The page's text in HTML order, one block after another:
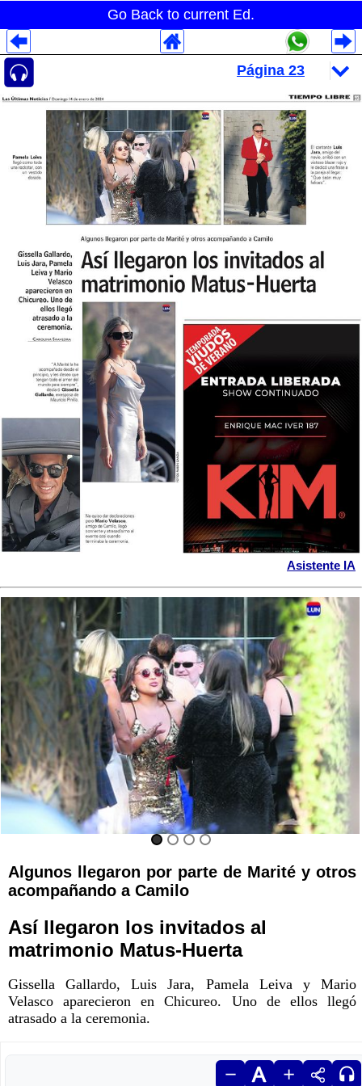
Go Back to current Ed.
Asistente IA
Algunos llegaron por parte de Marité y otros
acompañando a Camilo
Así llegaron los invitados al
matrimonio Matus-Huerta
Gissella Gallardo, Luis Jara, Pamela Leiva y Mario
Velasco aparecieron en Chicureo. Uno de ellos llegó
atrasado a la ceremonia.
Despliegues Analytics
Despliegues Totales
Despliegues por Rubros